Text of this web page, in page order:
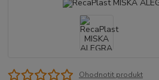
Ohodnotit produkt